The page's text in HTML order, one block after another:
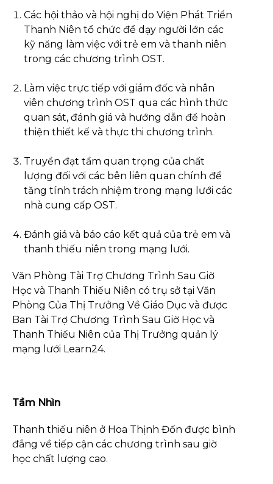
Các hội thảo và hội nghị do Viện Phát Triển
Thanh Niên tổ chức để dạy người lớn các
kỹ năng làm việc với trẻ em và thanh niên
trong các chương trình OST.
Làm việc trực tiếp với giám đốc và nhân
viên chương trình OST qua các hình thức
quan sát, đánh giá và hướng dẫn để hoàn
thiện thiết kế và thực thi chương trình.
Truyền đạt tầm quan trọng của chất
lượng đối với các bên liên quan chính để
tăng tính trách nhiệm trong mạng lưới các
nhà cung cấp OST.
Đánh giá và báo cáo kết quả của trẻ em và
thanh thiếu niên trong mạng lưới.
Văn Phòng Tài Trợ Chương Trình Sau Giờ
Học và Thanh Thiếu Niên có trụ sở tại Văn
Phòng Của Thị Trưởng Về Giáo Dục và được
Ban Tài Trợ Chương Trình Sau Giờ Học và
Thanh Thiếu Niên của Thị Trưởng quản lý
mạng lưới Learn24.
Tầm Nhìn
Thanh thiếu niên ở Hoa Thịnh Đốn được bình
đẳng về tiếp cận các chương trình sau giờ
học chất lượng cao.